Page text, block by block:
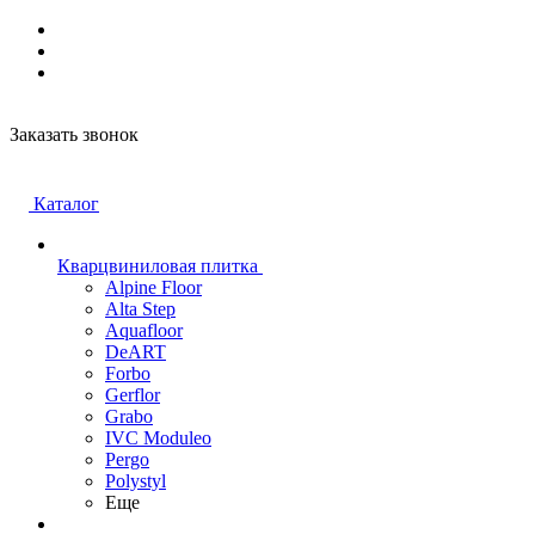
Заказать звонок
Каталог
Кварцвиниловая плитка
Alpine Floor
Alta Step
Aquafloor
DeART
Forbo
Gerflor
Grabo
IVC Moduleo
Pergo
Polystyl
Еще